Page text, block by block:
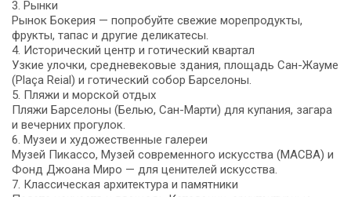
3. Рынки
Рынок Бокерия — попробуйте свежие морепродукты,
фрукты, тапас и другие деликатесы.
4. Исторический центр и готический квартал
Узкие улочки, средневековые здания, площадь Сан-Жауме
(Plaça Reial) и готический собор Барселоны.
5. Пляжи и морской отдых
Пляжи Барселоны (Белью, Сан-Марти) для купания, загара
и вечерних прогулок.
6. Музеи и художественные галереи
Музей Пикассо, Музей современного искусства (MACBA) и
Фонд Джоана Миро — для ценителей искусства.
7. Классическая архитектура и памятники